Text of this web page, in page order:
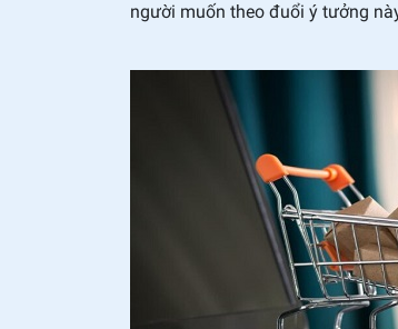
người muốn theo đuổi ý tưởng